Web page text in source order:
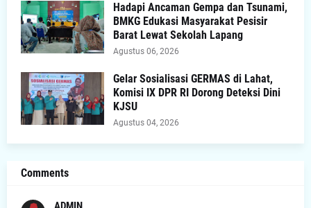
Hadapi Ancaman Gempa dan Tsunami,
BMKG Edukasi Masyarakat Pesisir
Barat Lewat Sekolah Lapang
Agustus 06, 2026
Gelar Sosialisasi GERMAS di Lahat,
Komisi IX DPR RI Dorong Deteksi Dini
KJSU
Agustus 04, 2026
Comments